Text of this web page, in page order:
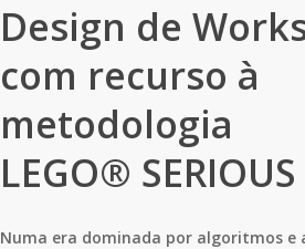
Design de
com recurso à
metodologia
LEGO®
Numa era dominada por algoritmos e